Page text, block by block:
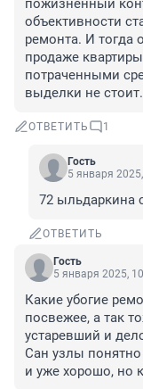
пожизненный
объективности
ремонта. И тогда
продаже
потраченными
выделки не стоит.
ОТВЕТИТЬ 1
Гость
5 января
72 ыльдаркина
ОТВЕТИТЬ
Гость
5 января 2025,
Какие убогие
посвежее, а так
устаревший и
Сан узлы
и уже хорошо, но